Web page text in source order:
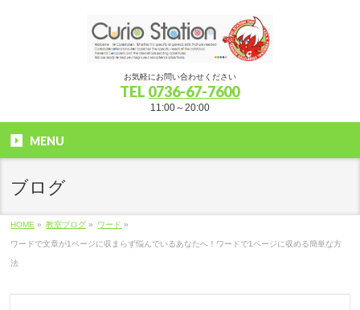
お気軽にお問い合わせください
TEL 0736-67-7600
11:00～20:00
MENU
ブログ
HOME » 教室ブログ » ワード »
ワードで文章が1ページに収まらず悩んでいるあなたへ！ワードで1ページに収める簡単な方
法